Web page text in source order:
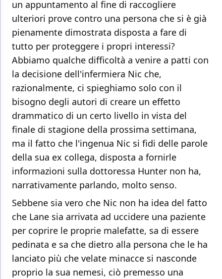
un appuntamento al fine di raccogliere
ulteriori prove contro una persona che si è già
pienamente dimostrata disposta a fare di
tutto per proteggere i propri interessi?
Abbiamo qualche difficoltà a venire a patti con
la decisione dell'infermiera Nic che,
razionalmente, ci spieghiamo solo con il
bisogno degli autori di creare un effetto
drammatico di un certo livello in vista del
finale di stagione della prossima settimana,
ma il fatto che l'ingenua Nic si fidi delle parole
della sua ex collega, disposta a fornirle
informazioni sulla dottoressa Hunter non ha,
narrativamente parlando, molto senso.
Sebbene sia vero che Nic non ha idea del fatto
che Lane sia arrivata ad uccidere una paziente
per coprire le proprie malefatte, sa di essere
pedinata e sa che dietro alla persona che le ha
lanciato più che velate minacce si nasconde
proprio la sua nemesi, ciò premesso una